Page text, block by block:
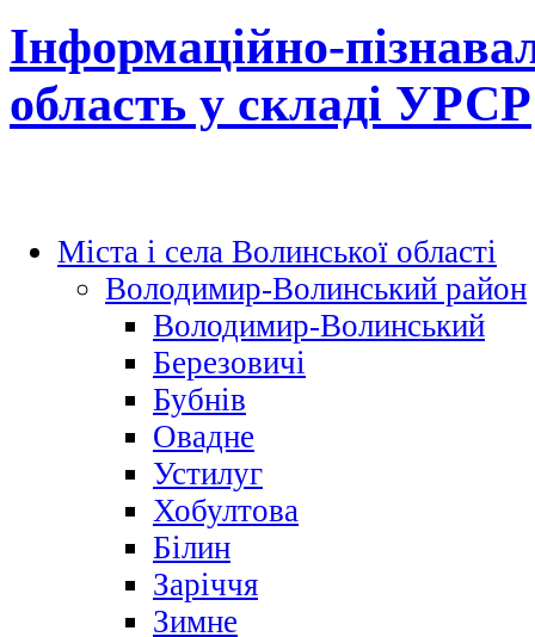
Інформаційно-
область у складі УРСР
Міста і села Волинської області
Володимир-Волинський район
Володимир-Волинський
Березовичі
Бубнів
Овадне
Устилуг
Хобултова
Білин
Заріччя
Зимне